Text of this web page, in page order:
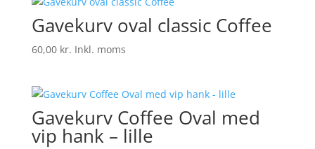
Gavekurv oval classic Coffee
60,00 kr. Inkl. moms
Gavekurv Coffee Oval med
vip hank – lille